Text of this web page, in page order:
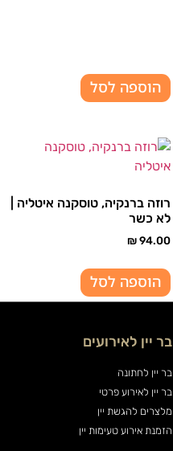
הוספה לסל
רוזה ברנקיה, טוסקנה איטליה |
לא כשר
₪94.00
הוספה לסל
בר יין לאירועים
בר יין לחתונה
בר יין לאירוע פרטי
מלצרים להגשת יין
הזמנת אירוע טעימות יין